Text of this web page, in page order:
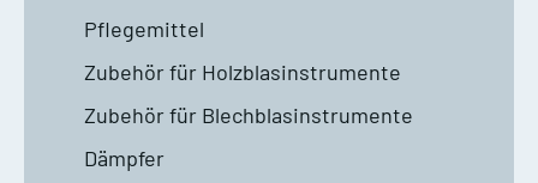
Pflegemittel
Zubehör für Holzblasinstrumente
Zubehör für Blechblasinstrumente
Dämpfer